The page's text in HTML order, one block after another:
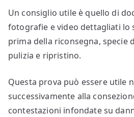
Un consiglio utile è quello di
fotografie e video dettagliati lo
prima della riconsegna, specie
pulizia e ripristino.
Questa prova può essere utile
successivamente alla
contestazioni infondate su